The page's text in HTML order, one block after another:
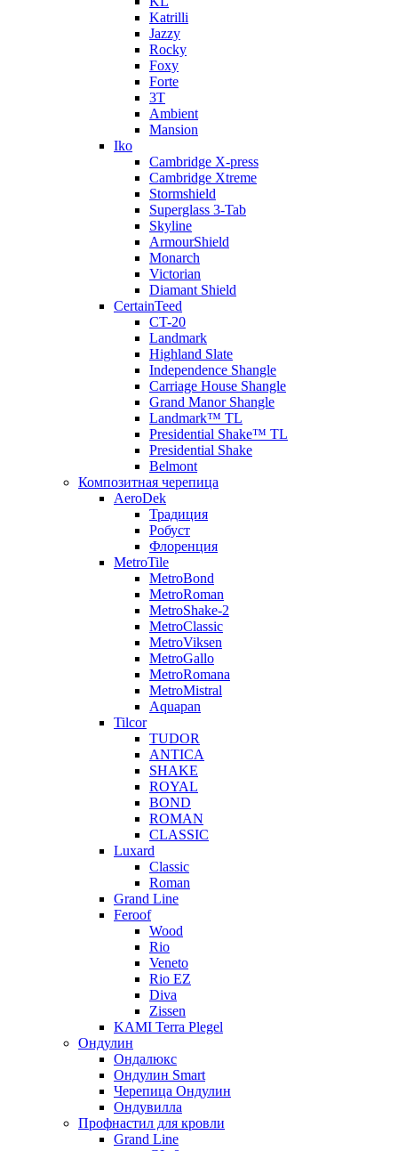
Katrilli
Jazzy
Rocky
Foxy
Forte
3T
Ambient
Mansion
Iko
Cambridge X-press
Cambridge Xtreme
Stormshield
Superglass 3-Tab
Skyline
ArmourShield
Monarch
Victorian
Diamant Shield
CertainTeed
CT-20
Landmark
Highland Slate
Independence Shangle
Carriage House Shangle
Grand Manor Shangle
Landmark™ TL
Presidential Shake™ TL
Presidential Shake
Belmont
Композитная черепица
AeroDek
Традиция
Робуст
Флоренция
MetroTile
MetroBond
MetroRoman
MetroShake-2
MetroClassic
MetroViksen
MetroGallo
MetroRomana
MetroMistral
Aquapan
Tilcor
TUDOR
ANTICA
SHAKE
ROYAL
BOND
ROMAN
CLASSIC
Luxard
Classic
Roman
Grand Line
Feroof
Wood
Rio
Veneto
Rio EZ
Diva
Zissen
KAMI Terra Plegel
Ондулин
Ондалюкс
Ондулин Smart
Черепица Ондулин
Ондувилла
Профнастил для кровли
Grand Line